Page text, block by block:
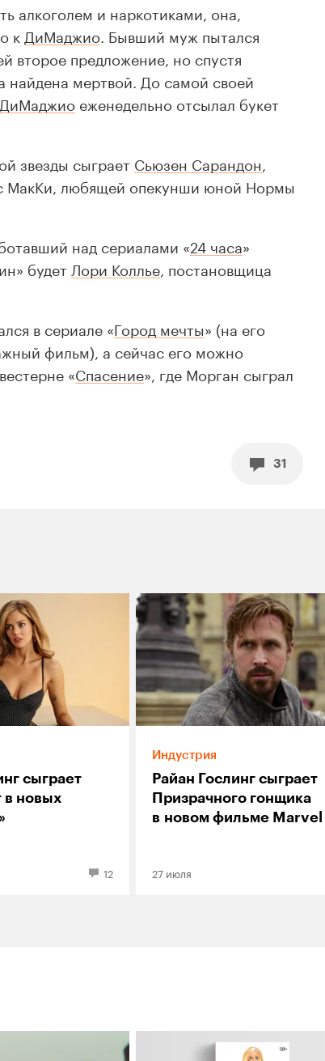
алкоголем и наркотиками, она,
к ДиМаджио . Бывший муж пытался
второе предложение, но спустя
найдена мертвой. До самой своей
еженедельно отсылал букет
звезды сыграет Сьюзен Сарандон
МакКи, любящей опекунши юной Нормы
над сериалами «24 часа»
будет Лори Коллье , постановщица
в сериале «Город мечты» (на его
фильм), а сейчас его можно
«Спасение», где Морган сыграл
31
сыграет
новых
12
Индустрия
Райан Гослинг сыграет
Призрачного гонщика
в новом фильме Marvel
27 июля